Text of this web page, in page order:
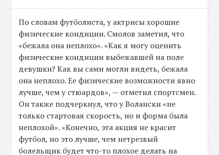
По словам футболиста, у актрисы хорошие
физические кондиции. Смолов заметил, что
«бежала она неплохо». «Как я могу оценить
физические кондиции выбежавшей на поле
девушки? Как вы сами могли видеть, бежала
она неплохо. Ее физические возможности явно
лучше, чем у стюардов», — отметил спортсмен.
Он также подчеркнул, что у Волански «не
только стартовая скорость, но и форма была
неплохой». «Конечно, эта акция не красит
футбол, но это лучше, чем нетрезвый
болельщик будет что-то плохое делать на